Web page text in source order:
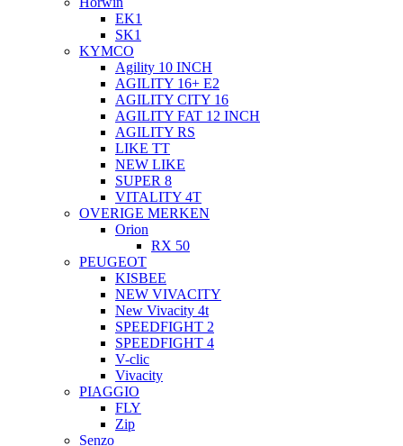
EK1
SK1
KYMCO
Agility 10 INCH
AGILITY 16+ E2
AGILITY CITY 16
AGILITY FAT 12 INCH
AGILITY RS
LIKE TT
NEW LIKE
SUPER 8
VITALITY 4T
OVERIGE MERKEN
Orion
RX 50
PEUGEOT
KISBEE
NEW VIVACITY
New Vivacity 4t
SPEEDFIGHT 2
SPEEDFIGHT 4
V-clic
Vivacity
PIAGGIO
FLY
Zip
Senzo